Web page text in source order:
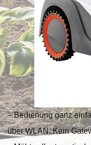
– Bedienung ganz
über WLAN. Kein